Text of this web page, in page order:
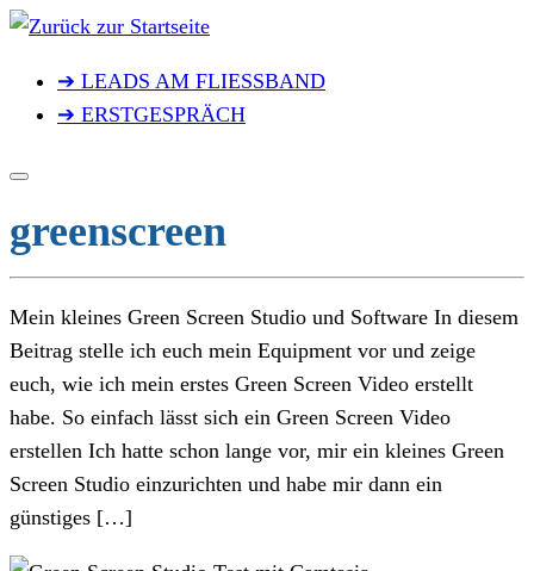
Zum
springen➔ LEADS AM FLIESSBAND
➔ ERSTGESPRÄCH
greenscreen
Mein kleines Green Screen Studio und Software In diesem
Beitrag stelle ich euch mein Equipment vor und zeige
euch, wie ich mein erstes Green Screen Video erstellt
habe. So einfach lässt sich ein Green Screen Video
erstellen Ich hatte schon lange vor, mir ein kleines Green
Screen Studio einzurichten und habe mir dann ein
günstiges […]